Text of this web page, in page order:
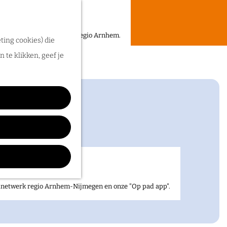
cookies) die
te klikken, geef je
heerlijke zomer in de regio Arnhem.
regio Arnhem-Nijmegen en onze "Op pad app".